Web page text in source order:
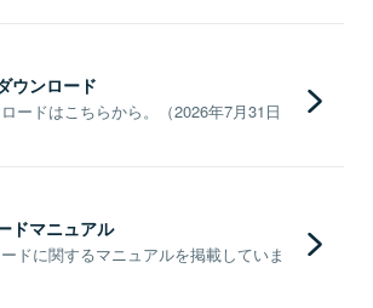
ウンロード
ードはこちらから。（2026年7月31日
ドマニュアル
ドに関するマニュアルを掲載していま